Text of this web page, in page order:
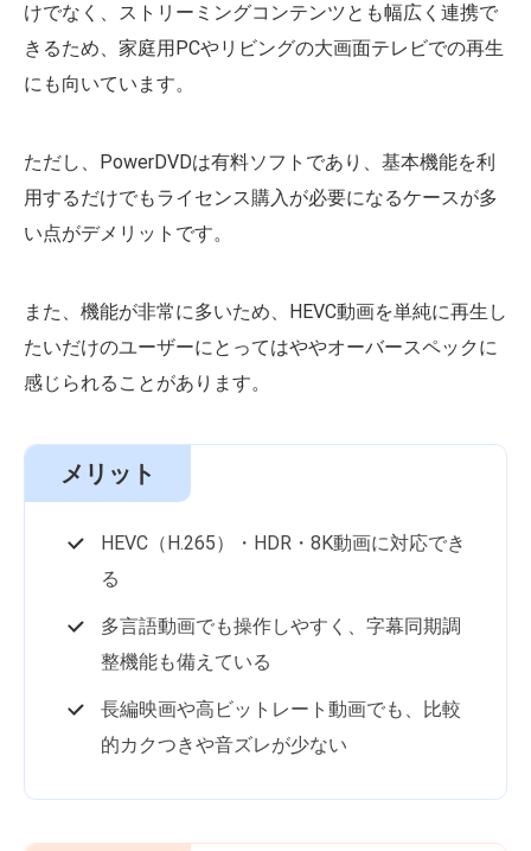
けでなく、ストリーミングコンテンツとも幅広く連携で
きるため、家庭用PCやリビングの大画面テレビでの再生
にも向いています。
ただし、PowerDVDは有料ソフトであり、基本機能を利
用するだけでもライセンス購入が必要になるケースが多
い点がデメリットです。
また、機能が非常に多いため、HEVC動画を単純に再生し
たいだけのユーザーにとってはややオーバースペックに
感じられることがあります。
メリット
HEVC（H.265）・HDR・8K動画に対応でき
る
多言語動画でも操作しやすく、字幕同期調
整機能も備えている
長編映画や高ビットレート動画でも、比較
的カクつきや音ズレが少ない